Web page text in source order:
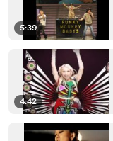
5:39
4:42